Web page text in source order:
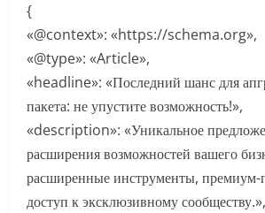
{
«@context»: «https://schema.org»,
«@type»: «Article»,
«headline»: «Последний шанс для
пакета: не упустите возможность!»,
«description»: «Уникальное
расширения возможностей вашего
расширенные инструменты, премиум-
доступ к эксклюзивному сообществу.»,